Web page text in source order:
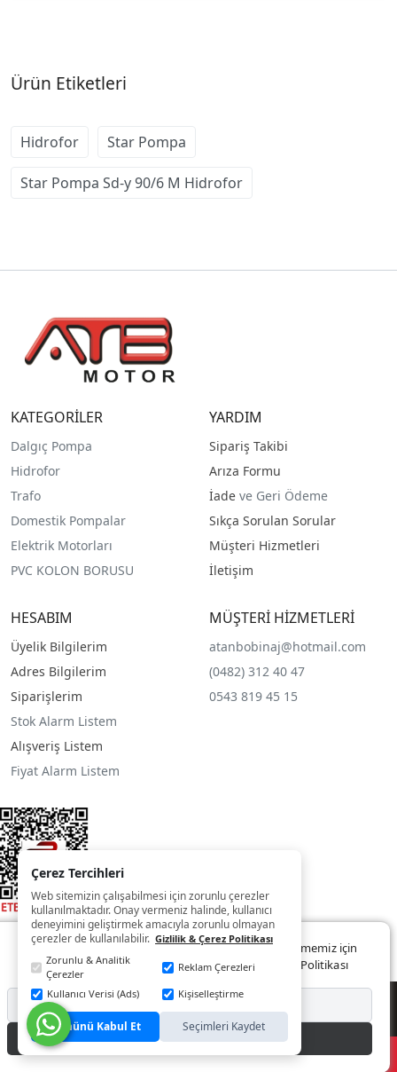
Web sitemizde size daha iyi ve kaliteli hizmet sunabilmemiz için
çerezler kullanılmaktadır. Detaylar:Gizlilik ve Çerez Politikası
Reddet
Kabul Et
Ürün Etiketleri
Hidrofor Star Pompa
Star Pompa Sd-y 90/6 M Hidrofor
KATEGORİLER
Dalgıç Pompa
Hidrofor
Trafo
Domestik Pompalar
Elektrik Motorları
PVC KOLON BORUSU
YARDIM
Sipariş Takibi
Arıza Formu
İade ve Geri Ödeme
Sıkça Sorulan Sorular
Müşteri Hizmetleri
İletişim
HESABIM
Üyelik Bilgilerim
Adres Bilgilerim
Siparişlerim
Stok Alarm Listem
Alışveriş Listem
Fiyat Alarm Listem
MÜŞTERİ HİZMETLERİ
atanbobinaj@hotmail.com
(0482) 312 40 47
0543 819 45 15
© Copyright 2022 - 2025
PlatinMarket E-Ticaret Sistemiİle Hazırlanmıştır.
Çerez Tercihleri
Web sitemizin çalışabilmesi için zorunlu çerezler
kullanılmaktadır. Onay vermeniz halinde, kullanıcı
deneyimini geliştirmek amacıyla zorunlu olmayan
çerezler de kullanılabilir. Gizlilik & Çerez Politikası
Zorunlu & Analitik
Çerezler
Reklam Çerezleri
Kullanıcı Verisi (Ads)
Kişiselleştirme
Tümünü Kabul Et Seçimleri Kaydet